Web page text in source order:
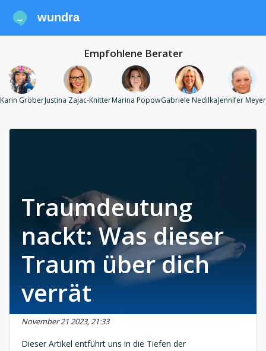
wundra
Empfohlene Berater
Karin GröberJustina Zajac-KnitterMarina PopowGabriele NedilkaJennifer Meyer
Traumdeutung
nackt: Was dieser
Traum über dich
verrät
November 21 2023, 21:33
Dieser Artikel entführt uns in die Tiefen der